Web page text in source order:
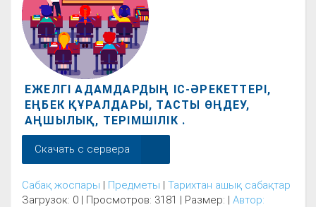
ЕЖЕЛГІ АДАМДАРДЫҢ ІС-ӘРЕКЕТТЕРІ,
ЕҢБЕК ҚҰРАЛДАРЫ, ТАСТЫ ӨҢДЕУ,
АҢШЫЛЫҚ, ТЕРІМШІЛІК .
Скачать с сервера
Сабақ жоспары | Предметы | Тарихтан ашық сабақтар
Загрузок: 0 | Просмотров: 3181 | Размер: | Автор: